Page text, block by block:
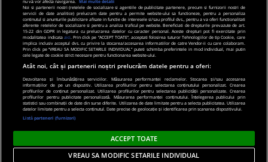
© 2019 PRO TV S.R.L |Politica de Cookie|Politica
de confidentialitate
Noi si partenerii nostri (retelele de socializare si agentiile de publicitate partenere, precum si furnizorii nostri de
servicii de date analitice) prelucram date pentru a permite website-ului sa functioneze, pentru a personaliza
continutul si anunturile publicitare afisate in functie de interesele si/sau profilul dvs., pentru a va oferi functionalitati
aferente retelelor de socializare si pentru a analiza traficul pe website. Beneficiati de drepturile prevazute de art.
15-22 din GDPR in legatura cu prelucrarea datelor cu caracter personal. Aceste drepturi pot fi exercitate prin
modalitatea indicata aici. Prin click pe “ACCEPT TOATE”, acceptati folosirea tuturor Tehnologiilor de tip Cookie, care
implica inclusiv acceptul dvs. cu privire la stocarea/accesarea informatiilor de catre Vendor-ii cu care colaboram.
Prin click pe “VREAU SA MODIFIC SETARILE INDIVIDUAL” puteti schimba preferintele in mod individual, mai putin
cele legate de cookie strict necesare pentru functionarea website-ului.
Atât noi, cât și partenerii noștri prelucrăm datele pentru a oferi:
Dezvoltarea și îmbunătățirea serviciilor. Măsurarea performanței reclamelor. Stocarea și/sau accesarea
informațiilor de pe un dispozitiv. Utilizarea profilurilor pentru selectarea conținutului personalizat. Crearea
profilurilor de conținut personalizat. Utilizarea profilurilor pentru selectarea publicității personalizate. Crearea
profilurilor pentru publicitate personalizată. Măsurarea performanței conținutului. Înțelegerea publicului prin
statistici sau combinații de date din surse diferite. Utilizarea de date limitate pentru a selecta publicitatea. Utilizarea
datelor limitate pentru a selecta conținutul. Date precise de geolocație și identificarea prin scanarea dispozitivului.
Listă parteneri (furnizori)
ACCEPT TOATE
VREAU SA MODIFIC SETARILE INDIVIDUAL